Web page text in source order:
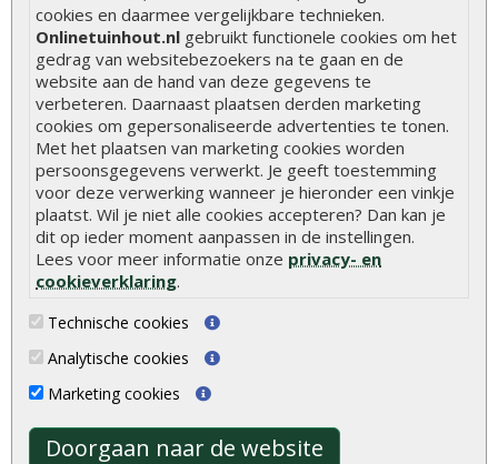
cookies en daarmee vergelijkbare technieken.
Onlinetuinhout.nl gebruikt functionele cookies om het
gedrag van websitebezoekers na te gaan en de
website aan de hand van deze gegevens te
verbeteren. Daarnaast plaatsen derden marketing
cookies om gepersonaliseerde advertenties te tonen.
Met het plaatsen van marketing cookies worden
persoonsgegevens verwerkt. Je geeft toestemming
voor deze verwerking wanneer je hieronder een vinkje
plaatst. Wil je niet alle cookies accepteren? Dan kan je
dit op ieder moment aanpassen in de instellingen.
Lees voor meer informatie onze privacy- en
cookieverklaring.
Technische cookies
Analytische cookies
Marketing cookies
Doorgaan naar de website
Schuttingplank
aanbieding grenen
geïmpregneerd 1,6 x 14 x
400 cm
De schuttingplank grenen
geïmpregneerd 1,6 x 14 x 400
cm is ..
€ 6,75 € 8,10
Douglas DHZ overkapping
400 x 330 cm actiemodel
Douglas DHZ overkapping
400 x 330 cm actiemodel.
Wordt zonde..
€ 764,95 € 1.019,95